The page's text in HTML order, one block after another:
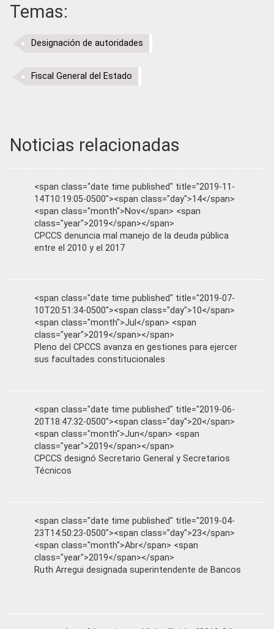
Temas:
Designación de autoridades
Fiscal General del Estado
Noticias relacionadas
<span class="date time published" title="2019-11-
14T10:19:05-0500"><span class="day">14</span>
<span class="month">Nov</span> <span
class="year">2019</span></span>
CPCCS denuncia mal manejo de la deuda pública
entre el 2010 y el 2017
<span class="date time published" title="2019-07-
10T20:51:34-0500"><span class="day">10</span>
<span class="month">Jul</span> <span
class="year">2019</span></span>
Pleno del CPCCS avanza en gestiones para ejercer
sus facultades constitucionales
<span class="date time published" title="2019-06-
20T18:47:32-0500"><span class="day">20</span>
<span class="month">Jun</span> <span
class="year">2019</span></span>
CPCCS designó Secretario General y Secretarios
Técnicos
<span class="date time published" title="2019-04-
23T14:50:23-0500"><span class="day">23</span>
<span class="month">Abr</span> <span
class="year">2019</span></span>
Ruth Arregui designada superintendente de Bancos